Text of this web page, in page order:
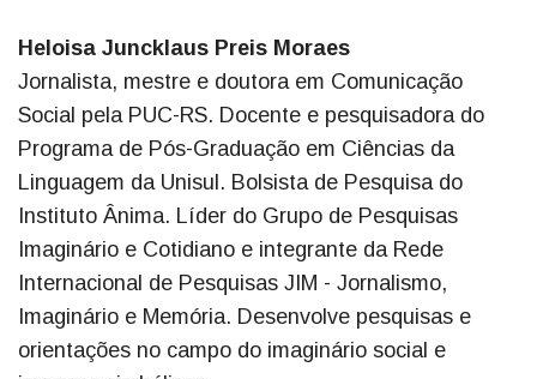
Heloisa Juncklaus Preis Moraes
Jornalista, mestre e doutora em Comunicação
Social pela PUC-RS. Docente e pesquisadora do
Programa de Pós-Graduação em Ciências da
Linguagem da Unisul. Bolsista de Pesquisa do
Instituto Ânima. Líder do Grupo de Pesquisas
Imaginário e Cotidiano e integrante da Rede
Internacional de Pesquisas JIM - Jornalismo,
Imaginário e Memória. Desenvolve pesquisas e
orientações no campo do imaginário social e